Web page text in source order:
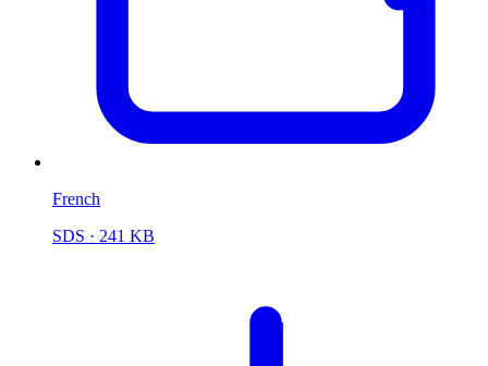
French
SDS · 241 KB